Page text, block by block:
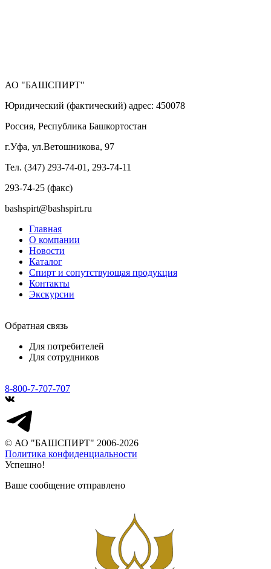
АО "БАШСПИРТ"
Юридический (фактический) адрес: 450078
Россия, Республика Башкортостан
г.Уфа, ул.Ветошникова, 97
Тел. (347) 293-74-01, 293-74-11
293-74-25 (факс)
bashspirt@bashspirt.ru
Главная
О компании
Новости
Каталог
Спирт и сопутствующая продукция
Контакты
Экскурсии
Обратная связь
Для потребителей
Для сотрудников
8-800-7-707-707
© АО "БАШСПИРТ" 2006-2026
Политика конфиденциальности
Успешно!
Ваше сообщение отправлено